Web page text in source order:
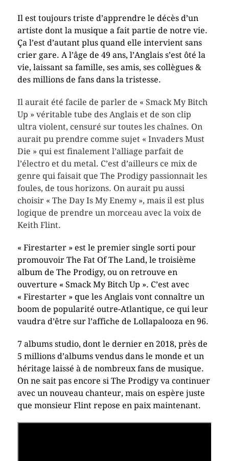
Il est toujours triste d’apprendre le décès d’un
artiste dont la musique a fait partie de notre vie.
Ça l’est d’autant plus quand elle intervient sans
crier gare. A l’âge de 49 ans, l’Anglais s’est ôté la
vie, laissant sa famille, ses amis, ses collègues &
des millions de fans dans la tristesse.
Il aurait été facile de parler de « Smack My Bitch
Up » véritable tube des Anglais et de son clip
ultra violent, censuré sur toutes les chaînes. On
aurait pu prendre comme sujet « Invaders Must
Die » qui est finalement l’alliage parfait de
l’électro et du metal. C’est d’ailleurs ce mix de
genre qui faisait que The Prodigy passionnait les
foules, de tous horizons. On aurait pu aussi
choisir « The Day Is My Enemy », mais il est plus
logique de prendre un morceau avec la voix de
Keith Flint.
« Firestarter » est le premier single sorti pour
promouvoir The Fat Of The Land, le troisième
album de The Prodigy, ou on retrouve en
ouverture « Smack My Bitch Up ». C’est avec
« Firestarter » que les Anglais vont connaître un
boom de popularité outre-Atlantique, ce qui leur
vaudra d’être sur l’affiche de Lollapalooza en 96.
7 albums studio, dont le dernier en 2018, près de
5 millions d’albums vendus dans le monde et un
héritage laissé à de nombreux fans de musique.
On ne sait pas encore si The Prodigy va continuer
avec un nouveau chanteur, mais on espère juste
que monsieur Flint repose en paix maintenant.